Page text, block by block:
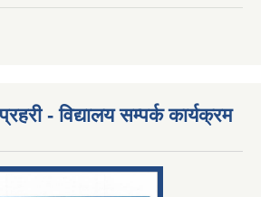
- विद्यालय सम्पर्क कार्यक्रम